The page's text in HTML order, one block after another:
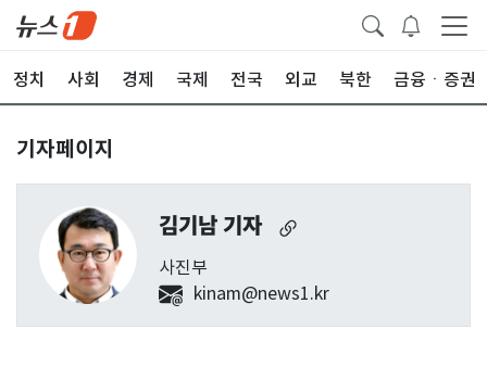
정치 사회 경제 국제 전국 외교 북한 금융ㆍ증권
기자페이지
김기남 기자
사진부
kinam@news1.kr